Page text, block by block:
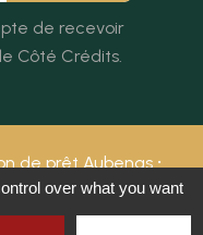
de recevoir
Côté Crédits.
de prêt Aubenas
légales
over what you want